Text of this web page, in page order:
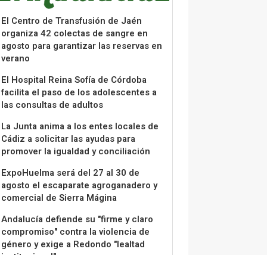
El Centro de Transfusión de Jaén
organiza 42 colectas de sangre en
agosto para garantizar las reservas en
verano
El Hospital Reina Sofía de Córdoba
facilita el paso de los adolescentes a
las consultas de adultos
La Junta anima a los entes locales de
Cádiz a solicitar las ayudas para
promover la igualdad y conciliación
ExpoHuelma será del 27 al 30 de
agosto el escaparate agroganadero y
comercial de Sierra Mágina
Andalucía defiende su "firme y claro
compromiso" contra la violencia de
género y exige a Redondo "lealtad